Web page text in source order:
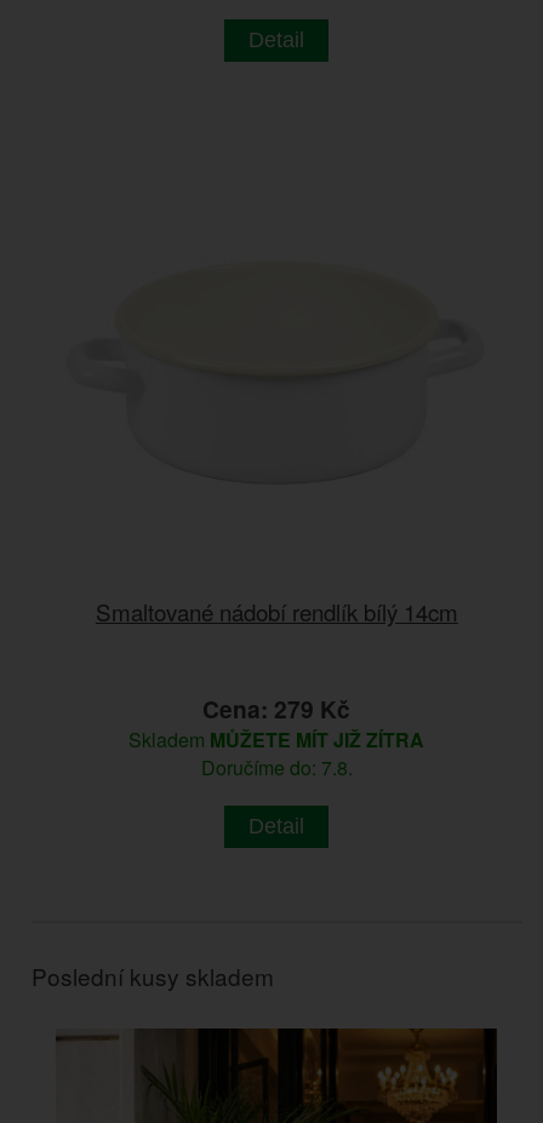
Detail
Smaltované nádobí rendlík bílý 14cm
Cena: 279 Kč
Skladem MŮŽETE MÍT JIŽ ZÍTRA
Doručíme do: 7.8.
Detail
Poslední kusy skladem